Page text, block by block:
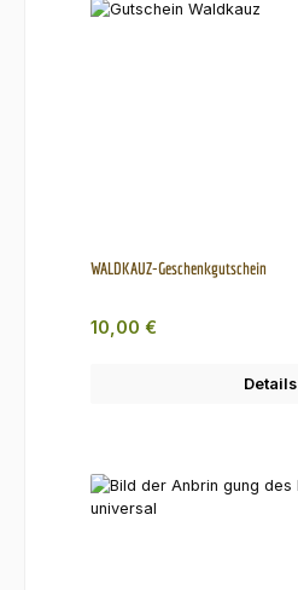
WALDKAUZ-Geschenkgutschein
Regulärer Preis:
10,00 €
Details